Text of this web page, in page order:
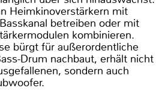
Heimkinoverstärkern mit
betreiben oder mit
kombinieren.
bürgt für außerordentliche
Drum nachbaut, erhält nicht
sondern auch